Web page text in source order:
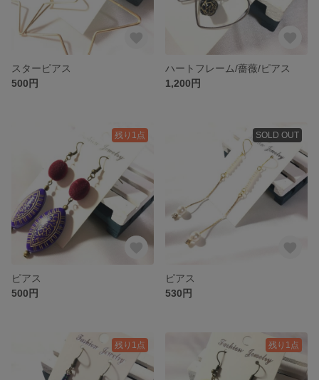
スターピアス
500円
ハートフレーム/薔薇/ピアス
1,200円
残り1点
ピアス
500円
SOLD OUT
ピアス
530円
残り1点 残り1点